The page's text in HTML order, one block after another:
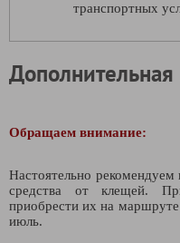
транспортных
Обращаем внимание:
Настоятельно рекомендуем
средства от клещей.
приобрести их на
июль.